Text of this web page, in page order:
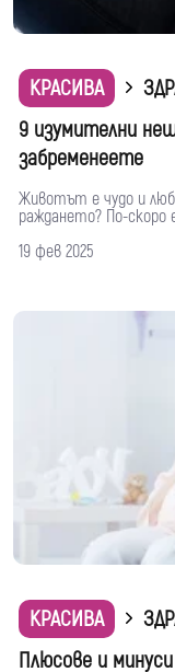
КРАСИВА
9 изумителни
забременеете
Животът е чудо и
раждането? По-
19 фев 2025
КРАСИВА
Плюсове и